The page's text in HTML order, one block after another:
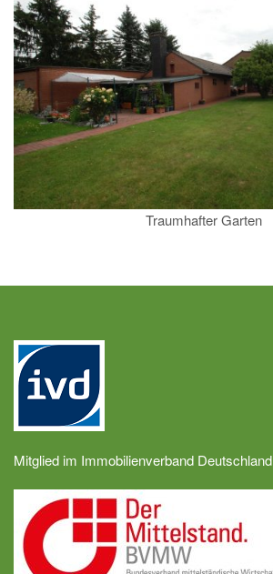
Traumhafter Garten
Mitglied im Immobilienverband Deutschland